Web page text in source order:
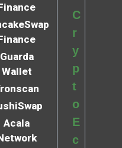
Guarda
Wallet
Acala
C
r
y
p
t
o
E
c